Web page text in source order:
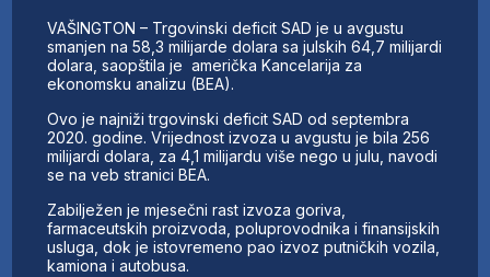
FINANSIJE
IZ STRANIH MEDIJA
AKTIVNOSTI
SWOT INTERVJU
UČLANI SE
KONTAKT
VAŠINGTON – Trgovinski deficit SAD je u avgustu
smanjen na 58,3 milijarde dolara sa julskih 64,7 milijardi
dolara, saopštila je američka Kancelarija za
ekonomsku analizu (BEA).
Ovo je najniži trgovinski deficit SAD od septembra
2020. godine. Vrijednost izvoza u avgustu je bila 256
milijardi dolara, za 4,1 milijardu više nego u julu, navodi
se na veb stranici BEA.
Zabilježen je mjesečni rast izvoza goriva,
farmaceutskih proizvoda, poluprovodnika i finansijskih
usluga, dok je istovremeno pao izvoz putničkih vozila,
kamiona i autobusa.